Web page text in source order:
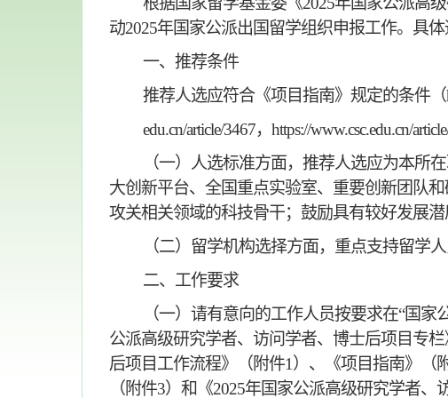
动2025年国家公派出国留学组织申报工作。具体
一、推荐条件
推荐人选应符合《项目指南》规定的条件（
edu.cn/article/3467，https://www.csc.edu.cn/
（一）人选标准方面，推荐人选应为本所
大创新平台、全国重点实验室、重要创新团队
攻关相关领域的科技骨干；鼓励具有较好发展
（二）留学机构选择方面，重点支持留学
二、工作要求
（一） 请有意向的工作人员按要求在“国家
公派高级研究学者、访问学者、博士后项目专栏
后项目工作流程》（附件1）、《项目指南》（
（附件3）和《2025年国家公派高级研究学者、